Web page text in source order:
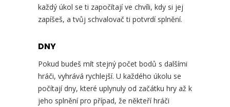
každý úkol se ti započítají ve chvíli, kdy si jej
zapíšeš, a tvůj schvalovač ti potvrdí splnění.
DNY
Pokud budeš mít stejný počet bodů s dalšími
hráči, vyhrává rychlejší. U každého úkolu se
počítají dny, které uplynuly od začátku hry až k
jeho splnění pro případ, že někteří hráči